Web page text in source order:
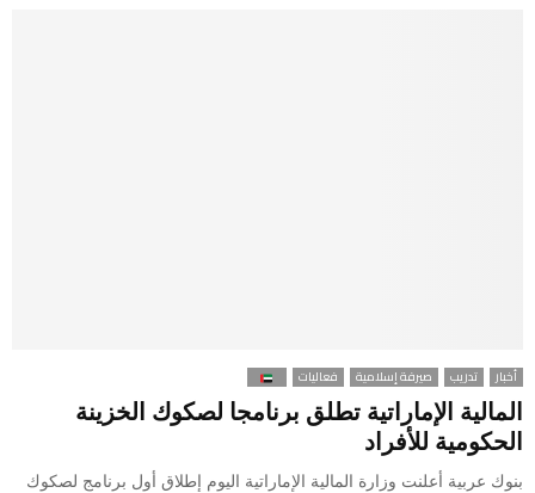
أخبار تدريب صيرفة إسلامية فعاليات
المالية الإماراتية تطلق برنامجا لصكوك الخزينة
الحكومية للأفراد
بنوك عربية أعلنت وزارة المالية الإماراتية اليوم إطلاق أول برنامج لصكوك